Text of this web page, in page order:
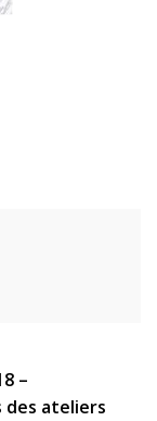
–
ateliers